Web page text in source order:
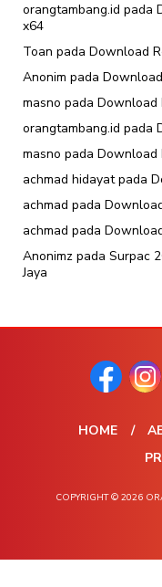
orangtambang.id pada
x64
Toan pada Download
Anonim pada
masno pada Download
orangtambang.id pada
masno pada Download
achmad hidayatpada
achmad pada
achmad pada
Anonimz pada Surpac
Jaya
HOME
COPYRIGHT © 2026